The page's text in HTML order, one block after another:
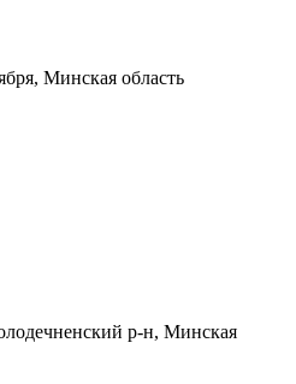
Минская область
р-н, Минская